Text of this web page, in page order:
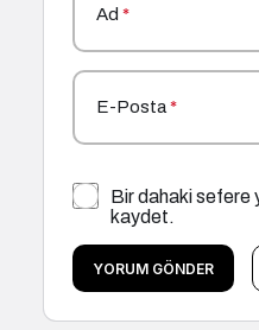
Ad *
E-Posta*
Bir dahaki sefere
kaydet.
YORUM GÖNDER